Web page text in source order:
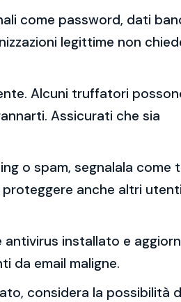
come password, dati
legittime non
Alcuni truffatori
Assicurati che sia
o spam, segnalala come
anche altri
installato e
da email maligne.
considera la possibilità